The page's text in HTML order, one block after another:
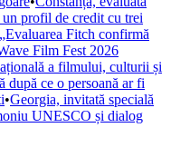
profil de credit cu trei
Fitch confirmă
Film Fest 2026
a filmului, culturii și
ce o persoană ar fi
•Georgia, invitată specială
UNESCO și dialog